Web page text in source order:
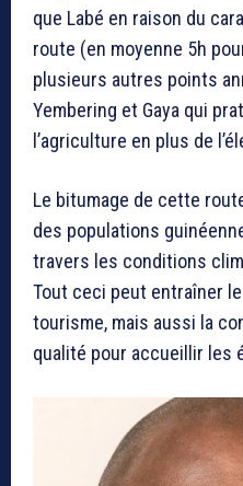
que Labé en raison du
route (en moyenne 5h
plusieurs autres points
Yembering et Gaya qui
l’agriculture en plus de
Le bitumage de cette
des populations
travers les conditions
Tout ceci peut entraîner
tourisme, mais aussi la
qualité pour accueillir les